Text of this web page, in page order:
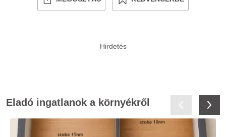
Eladó ingatlanok a környékről